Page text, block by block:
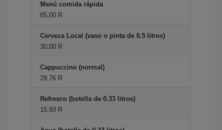
Menú comida rápida
65,00 R
Cerveza Local (vaso o pinta de 0.5 litros)
30,00 R
Cappuccino (normal)
29,76 R
Refresco (botella de 0.33 litros)
15,93 R